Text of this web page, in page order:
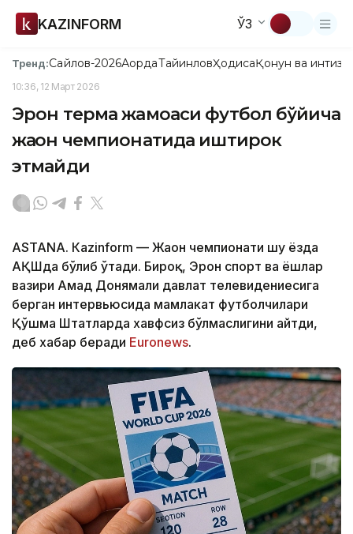
KAZINFORM ЎЗ
Тренд:Сайлов-2026АқордаТайинловҲодисаҚонун ва
10:36, 12 Март 2026
Эрон терма жамоаси футбол бўйича
жаҳон чемпионатида иштирок
этмайди
ASTANА. Кazinform — Жаҳон чемпионати шу ёзда
АҚШда бўлиб ўтади. Бироқ, Эрон спорт ва ёшлар
вазири Аҳмад Донямали давлат телевидениесига
берган интервьюсида мамлакат футболчилари
Қўшма Штатларда хавфсиз бўлмаслигини айтди,
деб хабар беради Euronews.